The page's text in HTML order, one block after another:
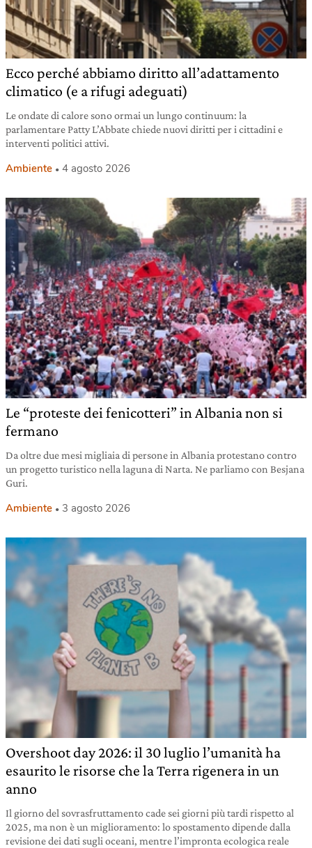
Ecco perché abbiamo diritto all’adattamento
climatico (e a rifugi adeguati)
Le ondate di calore sono ormai un lungo continuum: la
parlamentare Patty L’Abbate chiede nuovi diritti per i cittadini e
interventi politici attivi.
Ambiente 4 agosto 2026
Le “proteste dei fenicotteri” in Albania non si
fermano
Da oltre due mesi migliaia di persone in Albania protestano contro
un progetto turistico nella laguna di Narta. Ne parliamo con Besjana
Guri.
Ambiente 3 agosto 2026
Overshoot day 2026: il 30 luglio l’umanità ha
esaurito le risorse che la Terra rigenera in un
anno
Il giorno del sovrasfruttamento cade sei giorni più tardi rispetto al
2025, ma non è un miglioramento: lo spostamento dipende dalla
revisione dei dati sugli oceani, mentre l’impronta ecologica reale